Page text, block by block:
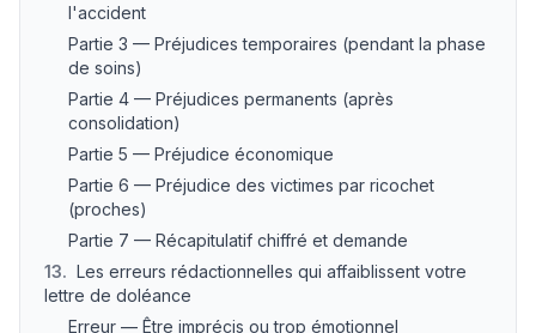
l'accident
Partie 3 — Préjudices temporaires (pendant la phase
de soins)
Partie 4 — Préjudices permanents (après
consolidation)
Partie 5 — Préjudice économique
Partie 6 — Préjudice des victimes par ricochet
(proches)
Partie 7 — Récapitulatif chiffré et demande
13. Les erreurs rédactionnelles qui affaiblissent votre
lettre de doléance
Erreur — Être imprécis ou trop émotionnel